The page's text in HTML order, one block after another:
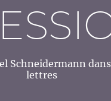
Schneidermann
lettres